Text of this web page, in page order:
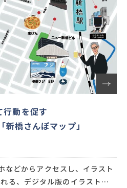
行動を促す
橋さんぽマップ」
などからアクセスし、イラスト
る、デジタル版のイラストマ